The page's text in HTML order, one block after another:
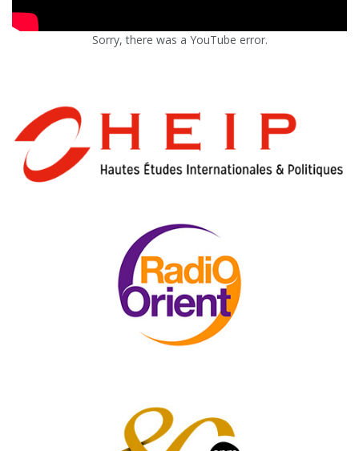
Sorry, there was a YouTube error.